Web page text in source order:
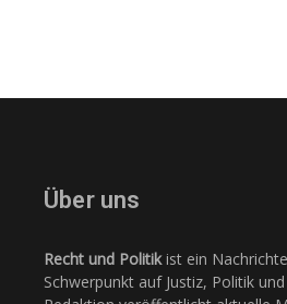
Über uns
Recht und Politikist ein
Schwerpunkt auf Justiz, Politik